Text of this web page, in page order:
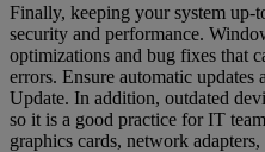
Finally, keeping your system up-
security and performance.
optimizations and bug fixes that
errors. Ensure automatic
Update. In addition, outdated
so it is a good practice for IT
graphics cards, network